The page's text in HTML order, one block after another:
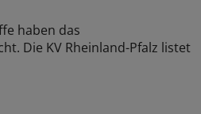
haben das
Die KV Rheinland-Pfalz listet